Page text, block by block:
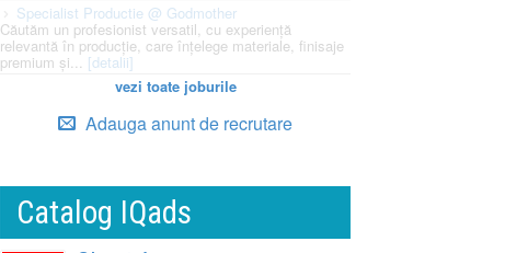
Specialist Productie @ Godmother
Căutăm un profesionist versatil, cu experiență
relevantă în producție, care înțelege materiale, finisaje
premium și... [detalii]
vezi toate joburile
Adauga anunt de recrutare
Catalog IQads